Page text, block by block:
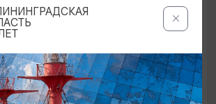
ул. А.Невского, 14 (перед корпусом